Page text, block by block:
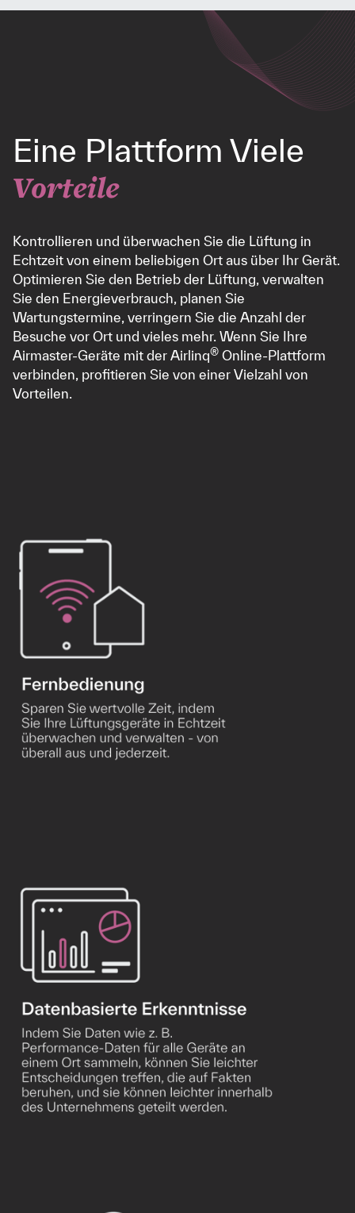
Eine Plattform Viele
Vorteile
Kontrollieren und überwachen Sie die Lüftung in
Echtzeit von einem beliebigen Ort aus über Ihr Gerät.
Optimieren Sie den Betrieb der Lüftung, verwalten
Sie den Energieverbrauch, planen Sie
Wartungstermine, verringern Sie die Anzahl der
Besuche vor Ort und vieles mehr. Wenn Sie Ihre
Airmaster-Geräte mit der Airlinq® Online-Plattform
verbinden, profitieren Sie von einer Vielzahl von
Vorteilen.
Industrivej 59
Rufnummer: (+45) 9862 4822
Montag - Donnerstag:
07:45 - 16:00
Freitag:
07:45 - 14:00
Über uns
Kontakt
Über Airmaster
Produkte
Produktkatalog
Airlinq Online
Orientierungshilfe
Youtube
Melden Sie sich für unseren Newsletter an
Ich habe dieMarketing- und
Datenschutzbedingungen
gelesen und akzeptiere sie.
Privacy Policy